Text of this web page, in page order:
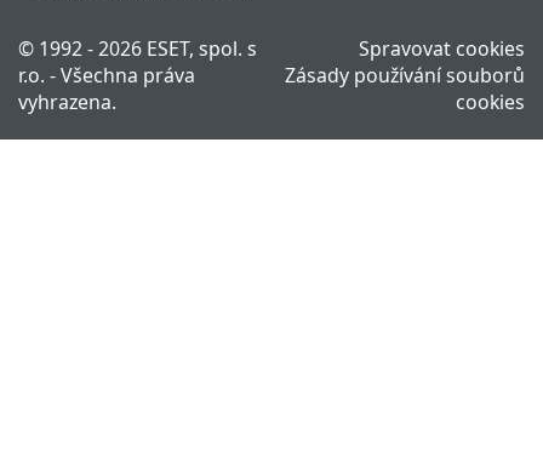
© 1992 - 2026 ESET, spol. s
r.o. - Všechna práva
vyhrazena.
Spravovat cookies
Zásady používání souborů
cookies